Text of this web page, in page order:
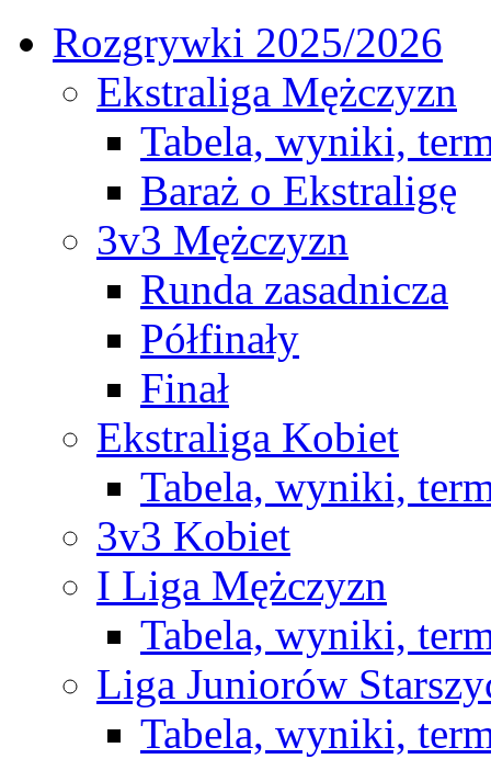
Rozgrywki 2025/2026
Ekstraliga Mężczyzn
Tabela, wyniki,
Baraż o Ekstraligę
3v3 Mężczyzn
Runda zasadnicza
Półfinały
Finał
Ekstraliga Kobiet
Tabela, wyniki,
3v3 Kobiet
I Liga Mężczyzn
Tabela, wyniki,
Liga Juniorów
Tabela, wyniki,